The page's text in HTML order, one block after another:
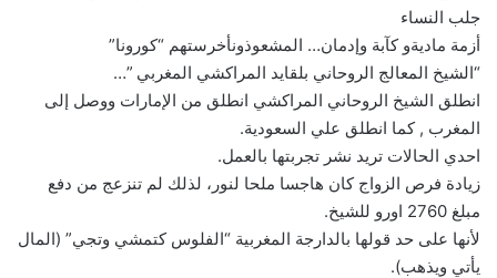
جلب النساء
أزمة ماديةو كآبة وإدمان… المشعوذونأخرستهم “كورونا”
“الشيخ المعالج الروحاني بلقايد المراكشي المغربي ”…
انطلق الشيخ الروحاني المراكشي انطلق من الإمارات ووصل إلى
المغرب , كما انطلق علي السعودية.
احدي الحالات تريد نشر تجربتها بالعمل.
زيادة فرص الزواج كان هاجسا ملحا لنور، لذلك لم تنزعج من دفع
مبلغ 2760 اورو للشيخ.
لأنها على حد قولها بالدارجة المغربية “الفلوس كتمشي وتجي” (المال
يأتي ويذهب).